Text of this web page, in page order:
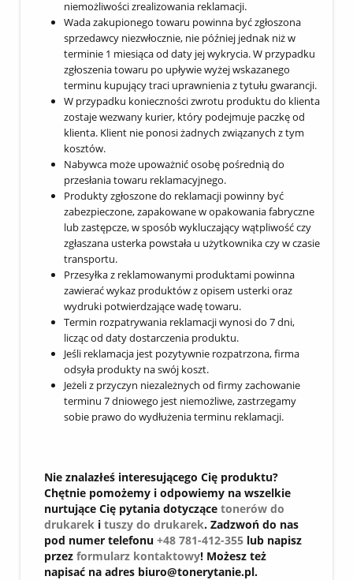
niemożliwości zrealizowania reklamacji.
Wada zakupionego towaru powinna być zgłoszona
sprzedawcy niezwłocznie, nie później jednak niż w
terminie 1 miesiąca od daty jej wykrycia. W przypadku
zgłoszenia towaru po upływie wyżej wskazanego
terminu kupujący traci uprawnienia z tytułu gwarancji.
W przypadku konieczności zwrotu produktu do klienta
zostaje wezwany kurier, który podejmuje paczkę od
klienta. Klient nie ponosi żadnych związanych z tym
kosztów.
Nabywca może upoważnić osobę pośrednią do
przesłania towaru reklamacyjnego.
Produkty zgłoszone do reklamacji powinny być
zabezpieczone, zapakowane w opakowania fabryczne
lub zastępcze, w sposób wykluczający wątpliwość czy
zgłaszana usterka powstała u użytkownika czy w czasie
transportu.
Przesyłka z reklamowanymi produktami powinna
zawierać wykaz produktów z opisem usterki oraz
wydruki potwierdzające wadę towaru.
Termin rozpatrywania reklamacji wynosi do 7 dni,
licząc od daty dostarczenia produktu.
Jeśli reklamacja jest pozytywnie rozpatrzona, firma
odsyła produkty na swój koszt.
Jeżeli z przyczyn niezależnych od firmy zachowanie
terminu 7 dniowego jest niemożliwe, zastrzegamy
sobie prawo do wydłużenia terminu reklamacji.
Nie znalazłeś interesującego Cię produktu?
Chętnie pomożemy i odpowiemy na wszelkie
nurtujące Cię pytania dotyczące tonerów do
drukarek i tuszy do drukarek. Zadzwoń do nas
pod numer telefonu +48 781-412-355 lub napisz
przez formularz kontaktowy! Możesz też
napisać na adres biuro@tonerytanie.pl.